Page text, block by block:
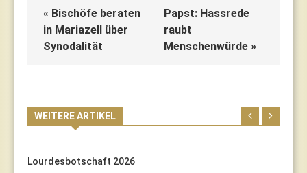
« Bischöfe beraten
in Mariazell über
Synodalität
Papst: Hassrede
raubt
Menschenwürde »
WEITERE ARTIKEL
Lourdesbotschaft 2026